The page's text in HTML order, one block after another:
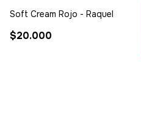
Soft Cream Rojo - Raquel
$20.000